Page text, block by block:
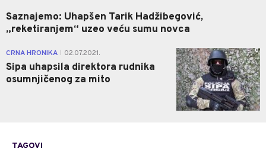
Saznajemo: Uhapšen Tarik Hadžibegović,
„reketiranjem“ uzeo veću sumu novca
CRNA HRONIKA 02.07.2021.
Sipa uhapsila direktora rudnika
osumnjičenog za mito
0
TAGOVI